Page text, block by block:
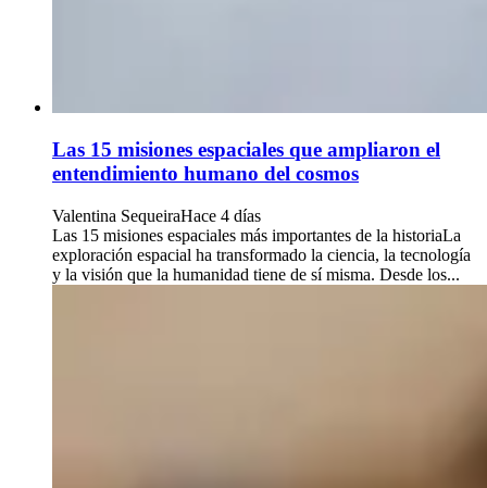
Las 15 misiones espaciales que ampliaron el
entendimiento humano del cosmos
Valentina SequeiraHace 4 días
Las 15 misiones espaciales más importantes de la historiaLa
exploración espacial ha transformado la ciencia, la tecnología
y la visión que la humanidad tiene de sí misma. Desde los...